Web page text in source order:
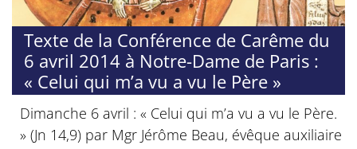
Texte de la Conférence de Carême du
6 avril 2014 à Notre-Dame de Paris :
« Celui qui m’a vu a vu le Père »
Dimanche 6 avril : « Celui qui m’a vu a vu le Père.
» (Jn 14,9) par Mgr Jérôme Beau, évêque auxiliaire